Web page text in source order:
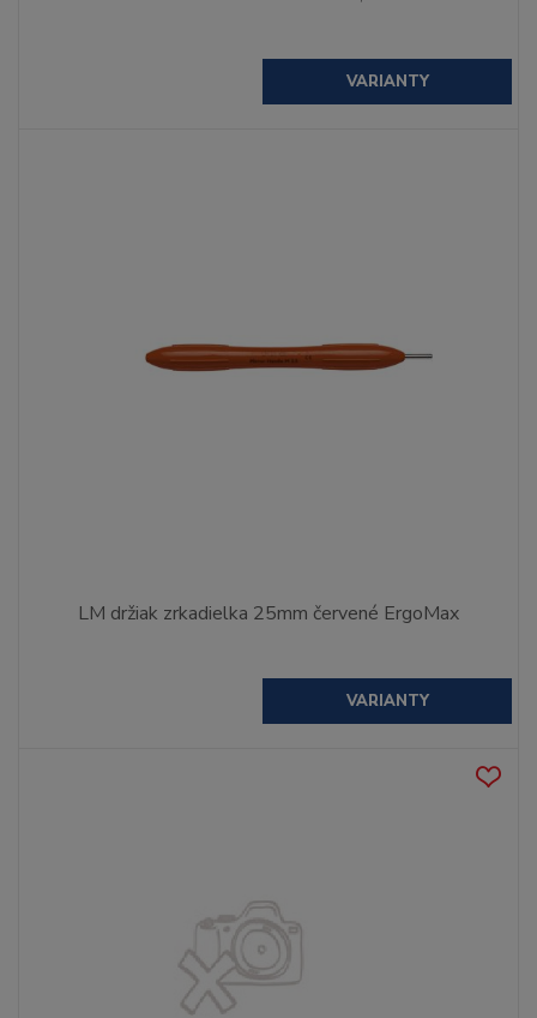
VARIANTY
LM držiak zrkadielka 25mm červené ErgoMax
VARIANTY